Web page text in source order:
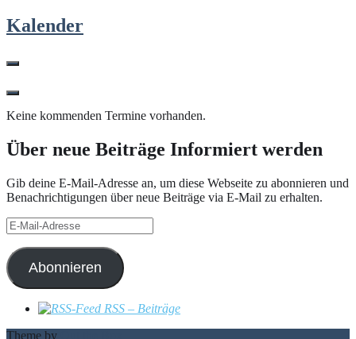
Kalender
Keine kommenden Termine vorhanden.
Über neue Beiträge Informiert werden
Gib deine E-Mail-Adresse an, um diese Webseite zu abonnieren und
Benachrichtigungen über neue Beiträge via E-Mail zu erhalten.
E-
Mail-
Adresse
Abonnieren
RSS – Beiträge
Theme by